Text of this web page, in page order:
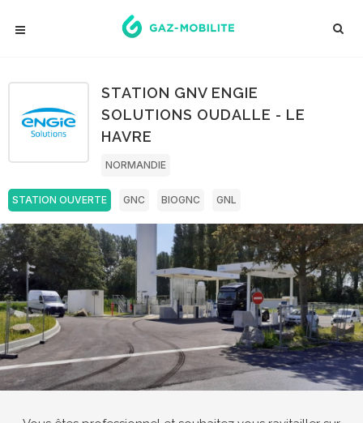
STATION GNV ENGIE
SOLUTIONS OUDALLE - LE
HAVRE
NORMANDIE
STATION OUVERTE GNC BIOGNC GNL